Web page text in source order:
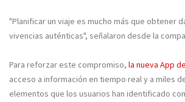
"Planificar un viaje es mucho más que obtener
vivencias auténticas", señalaron desde la
Para reforzar este compromiso, la nueva App
acceso a información en tiempo real y a miles
elementos que los usuarios han identificado